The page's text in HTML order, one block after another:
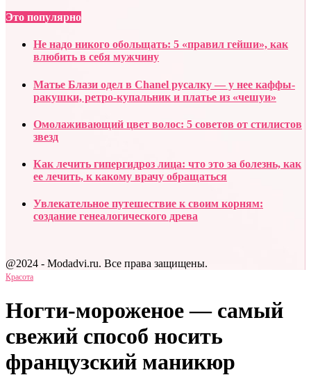
Это популярно
Не надо никого обольщать: 5 «правил гейши», как
влюбить в себя мужчину
Матье Блази одел в Chanel русалку — у нее каффы-
ракушки, ретро-купальник и платье из «чешуи»
Омолаживающий цвет волос: 5 советов от стилистов
звезд
Как лечить гипергидроз лица: что это за болезнь, как
ее лечить, к какому врачу обращаться
Увлекательное путешествие к своим корням:
создание генеалогического древа
@2024 - Modadvi.ru. Все права защищены.
Красота
Ногти-мороженое — самый
свежий способ носить
французский маникюр